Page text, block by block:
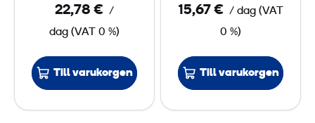
k
e
22,78 € /
dag (VAT 0 %)
Till varukorgen
15,67 € / dag (VAT
0 %)
Till varukorgen